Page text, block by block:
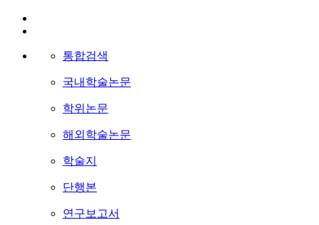
통합검색
국내학술논문
학위논문
해외학술논문
학술지
단행본
연구보고서